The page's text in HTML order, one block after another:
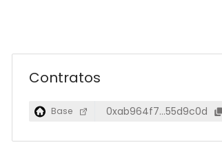
Contratos
Base 0xab964f7…55d9c0d